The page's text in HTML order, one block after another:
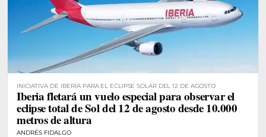
INICIATIVA DE IBERIA PARA EL ECLIPSE SOLAR DEL 12 DE AGOSTO
Iberia fletará un vuelo especial para observar el
eclipse total de Sol del 12 de agosto desde 10.000
metros de altura
ANDRÉS FIDALGO